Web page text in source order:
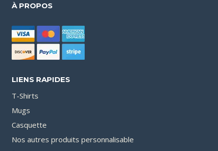
À PROPOS
LIENS RAPIDES
T-Shirts
Mugs
Casquette
Nos autres produits personnalisable